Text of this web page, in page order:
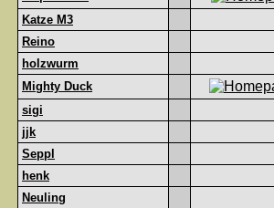
Katze M3
Reino
holzwurm
Mighty Duck
sigi
jjk
Seppl
henk
Neuling